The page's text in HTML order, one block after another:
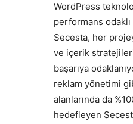
WordPress
performans odaklı
Secesta, her
ve içerik
başarıya
reklam yönetimi
alanlarında da
hedefleyen